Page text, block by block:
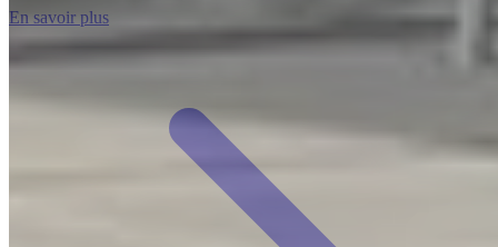
En savoir plus